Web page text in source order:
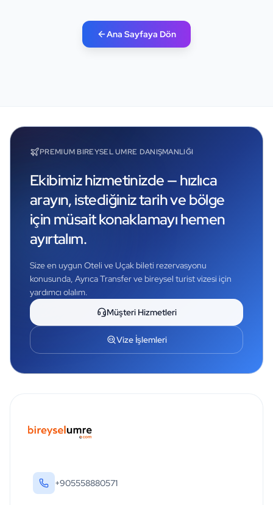
Ana Sayfaya Dön
PREMIUM BIREYSEL UMRE DANIŞMANLIĞI
Ekibimiz hizmetinizde — hızlıca
arayın, istediğiniz tarih ve bölge
için müsait konaklamayı hemen
ayırtalım.
Size en uygun Oteli ve Uçak bileti rezervasyonu
konusunda, Ayrıca Transfer ve bireysel turist vizesi için
yardımcı olalım.
Müşteri Hizmetleri
Vize İşlemleri
+905558880571